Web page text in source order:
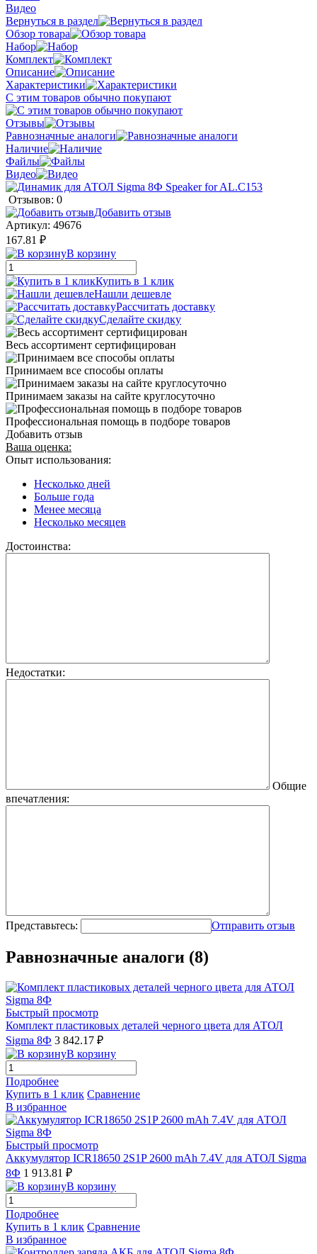
Видео
Вернуться в раздел
Обзор товара
Набор
Комплект
Описание
Характеристики
С этим товаров обычно покупают
Отзывы
Равнозначные аналоги
Наличие
Файлы
Видео
Отзывов: 0
Добавить отзыв
Артикул: 49676
167.81 ₽
В корзину
Купить в 1 клик
Нашли дешевле
Рассчитать доставку
Сделайте скидку
Весь ассортимент сертифицирован
Принимаем все способы оплаты
Принимаем заказы на сайте круглосуточно
Профессиональная помощь в подборе товаров
Добавить отзыв
Ваша оценка:
Опыт использования:
Несколько дней
Больше года
Менее месяца
Несколько месяцев
Достоинства:
Недостатки:
Общие
впечатления:
Представьтесь: Отправить отзыв
Равнозначные аналоги (8)
Быстрый просмотр
Комплект пластиковых деталей черного цвета для АТОЛ
Sigma 8Ф 3 842.17 ₽
В корзину
Подробнее
Купить в 1 клик Сравнение
В избранное
Быстрый просмотр
Аккумулятор ICR18650 2S1P 2600 mAh 7.4V для АТОЛ Sigma
8Ф 1 913.81 ₽
В корзину
Подробнее
Купить в 1 клик Сравнение
В избранное